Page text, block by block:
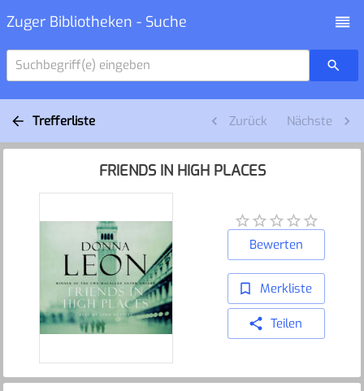
Zuger Bibliotheken - Suche
Suchbegriff(e) eingeben
Trefferliste Zurück Nächste
FRIENDS IN HIGH PLACES
Bewerten
Merkliste
Teilen